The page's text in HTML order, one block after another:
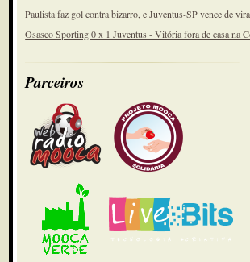
Paulista faz gol contra bizarro, e Juventus-SP vence de
Osasco Sporting 0 x 1 Juventus - Vitória fora de casa na
Parceiros